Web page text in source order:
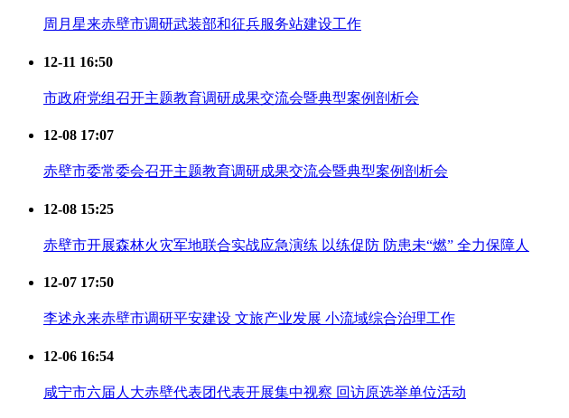
周月星来赤壁市调研武装部和征兵服务站建设工作
12-11 16:50
市政府党组召开主题教育调研成果交流会暨典型案例剖析会
12-08 17:07
赤壁市委常委会召开主题教育调研成果交流会暨典型案例剖析会
12-08 15:25
赤壁市开展森林火灾军地联合实战应急演练 以练促防 防患未“燃” 全力保障人
12-07 17:50
李述永来赤壁市调研平安建设 文旅产业发展 小流域综合治理工作
12-06 16:54
咸宁市六届人大赤壁代表团代表开展集中视察 回访原选举单位活动